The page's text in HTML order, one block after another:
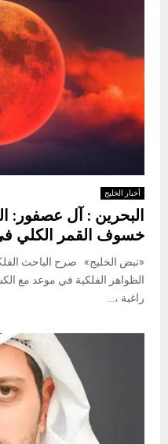
أخبار الخليج
البحرين : آل عصفور:
خسوف القمر الكلي
«نبض الخليج» صرح الباحث
الظواهر الفلكية في موعد مع
راغبة ،...